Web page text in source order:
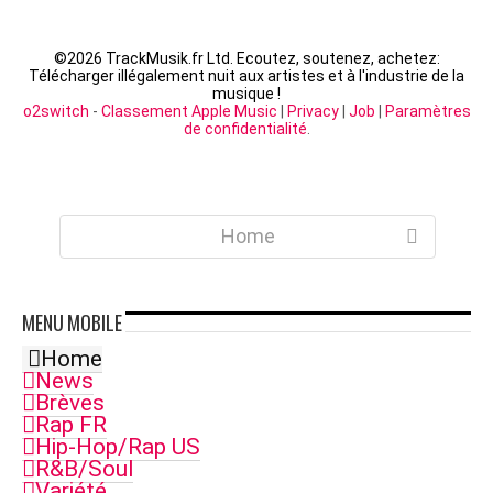
©2026 TrackMusik.fr Ltd. Ecoutez, soutenez, achetez:
Télécharger illégalement nuit aux artistes et à l'industrie de la
musique !
o2switch - Classement Apple Music Privacy| Job
Paramètres
de confidentialité
Home
MENUMOBILE
Home
News
Brèves
Rap FR
Hip-Hop/Rap US
R&B/Soul